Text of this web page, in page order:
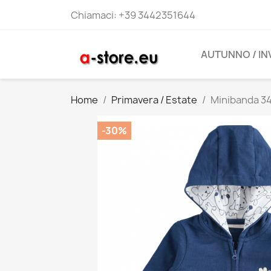
Chiamaci: +39 3442351644
AUTUNNO /
Home Primavera / Estate Minibanda
-30%